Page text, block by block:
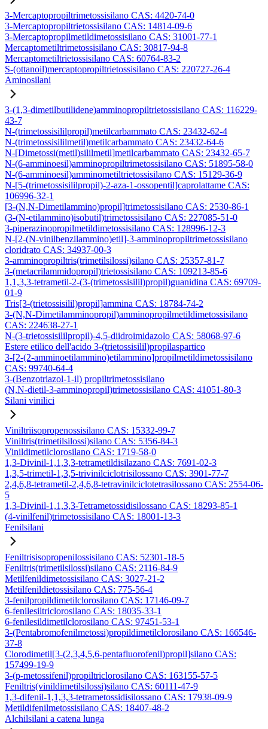
3-Mercaptopropiltrimetossisilano CAS: 4420-74-0
3-Mercaptopropiltrietossisilano CAS: 14814-09-6
3-Mercaptopropilmetildimetossisilano CAS: 31001-77-1
Mercaptometiltrimetossisilano CAS: 30817-94-8
Mercaptometiltrietossisilano CAS: 60764-83-2
S-(ottanoil)mercaptopropiltrietossisilano CAS: 220727-26-4
Aminosilani
3-(1,3-dimetilbutilidene)amminopropiltrietossisilano CAS: 116229-
43-7
N-(trimetossisililpropil)metilcarbammato CAS: 23432-62-4
N-(trimetossisililmetil)metilcarbammato CAS: 23432-64-6
N-[Dimetossi(metil)sililmetil]metilcarbammato CAS: 23432-65-7
N-(6-amminoesil)amminopropiltrimetossisilano CAS: 51895-58-0
N-(6-amminoesil)amminometiltrietossisilano CAS: 15129-36-9
N-[5-(trimetossisililpropil)-2-aza-1-ossopentil]caprolattame CAS:
106996-32-1
[3-(N,N-Dimetilammino)propil]trimetossisilano CAS: 2530-86-1
(3-(N-etilammino)isobutil)trimetossisilano CAS: 227085-51-0
3-piperazinopropilmetildimetossisilano CAS: 128996-12-3
N-[2-(N-vinilbenzilammino)etil]-3-amminopropiltrimetossisilano
cloridrato CAS: 34937-00-3
3-amminopropiltris(trimetilsilossi)silano CAS: 25357-81-7
3-(metacrilammidopropil)trietossisilano CAS: 109213-85-6
1,1,3,3-tetrametil-2-(3-(trimetossisilil)propil)guanidina CAS: 69709-
01-9
Tris[3-(trietossisilil)propil]ammina CAS: 18784-74-2
3-(N,N-Dimetilamminopropil)amminopropilmetildimetossisilano
CAS: 224638-27-1
N-(3-trietossisililpropil)-4,5-diidroimidazolo CAS: 58068-97-6
Estere etilico dell'acido 3-(trietossisilil)propilaspartico
3-[2-(2-amminoetilammino)etilammino]propilmetildimetossisilano
CAS: 99740-64-4
3-(Benzotriazol-1-il) propiltrimetossisilano
(N,N-dietil-3-amminopropil)trimetossisilano CAS: 41051-80-3
Silani vinilici
Viniltriisopropenossisilano CAS: 15332-99-7
Viniltris(trimetilsilossi)silano CAS: 5356-84-3
Vinildimetilclorosilano CAS: 1719-58-0
1,3-Divinil-1,1,3,3-tetrametildisilazano CAS: 7691-02-3
1,3,5-trimetil-1,3,5-trivinilciclotrisilossano CAS: 3901-77-7
2,4,6,8-tetrametil-2,4,6,8-tetravinilciclotetrasilossano CAS: 2554-06-
5
1,3-Divinil-1,1,3,3-Tetrametossidisilossano CAS: 18293-85-1
(4-vinilfenil)trimetossisilano CAS: 18001-13-3
Fenilsilani
Feniltrisisopropenilossisilano CAS: 52301-18-5
Feniltris(trimetilsilossi)silano CAS: 2116-84-9
Metilfenildimetossisilano CAS: 3027-21-2
Metilfenildietossisilano CAS: 775-56-4
3-fenilpropildimetilclorosilano CAS: 17146-09-7
6-fenilesiltriclorosilano CAS: 18035-33-1
6-fenilesildimetilclorosilano CAS: 97451-53-1
3-(Pentabromofenilmetossi)propildimetilclorosilano CAS: 166546-
37-8
Clorodimetil[3-(2,3,4,5,6-pentafluorofenil)propil]silano CAS:
157499-19-9
3-(p-metossifenil)propiltriclorosilano CAS: 163155-57-5
Feniltris(vinildimetilsilossi)silano CAS: 60111-47-9
1,3-difenil-1,1,3,3-tetrametossidisilossano CAS: 17938-09-9
Metildifenilmetossisilano CAS: 18407-48-2
Alchilsilani a catena lunga